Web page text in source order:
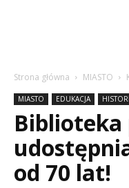
Strona główna MIASTO
MIASTO EDUKACJA
Biblioteka
od 70 lat!